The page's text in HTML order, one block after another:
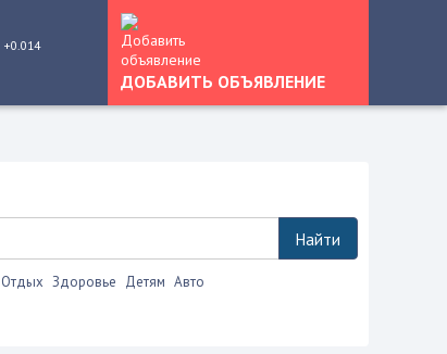
+0.014
ДОБАВИТЬ ОБЪЯВЛЕНИЕ
Найти
Отдых Здоровье Детям Авто